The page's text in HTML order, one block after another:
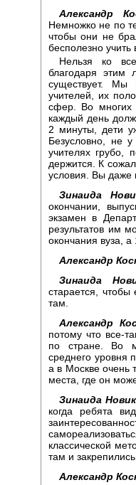
Александр
Немножко не по
чтобы они не
бесполезно
Нельзя ко
благодаря этим
существует. Мы
учителей, их
сфер. Во многих
каждый день
2 минуты, дети
Безусловно, не
учителях грубо,
держится. К
условия. Вы даже
Зинаида
окончании,
экзамен в
результатов им
окончания вуза, а
Александр
Зинаида
старается,
там.
Александр
потому что все-
по стране. Во
среднего уровня
а в Москве очень
места, где он
Зинаида
когда ребята
классической
там и
Александр